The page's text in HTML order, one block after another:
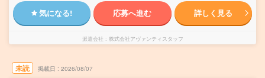
気になる! 応募へ進む 詳しく見る
派遣会社 株式会社アヴァンティスタッフ
未読 掲載日 2026/08/07